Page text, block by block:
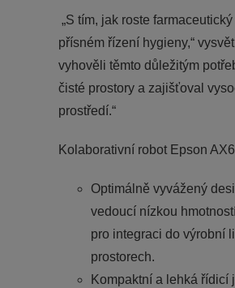
„S tím, jak roste
přísném řízení hygieny,“
vyhověli těmto důležitým
čisté prostory a zajišťoval
prostředí.“
Kolaborativní robot Epson
Optimálně vyvážený
vedoucí nízkou
pro integraci do výrobní
prostorech.
Kompaktní a lehká